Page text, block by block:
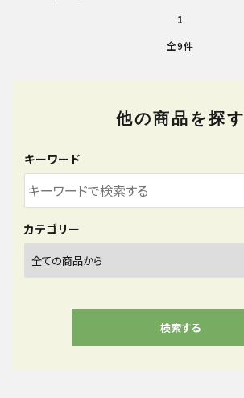
1
全9件
他の商品を探す
キーワード
カテゴリー
検索する